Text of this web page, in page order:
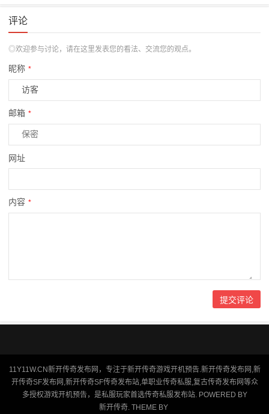
评论
◎欢迎参与讨论，请在这里发表您的看法、交流您的观点。
昵称 *
邮箱 *
网址
内容 *
11Y11W.CN新开传奇发布网，专注于新开传奇游戏开机预告.新开传奇发布网,新
开传奇SF发布网,新开传奇SF传奇发布站,单职业传奇私服,复古传奇发布网等众
多授权游戏开机预告，是私服玩家首选传奇私服发布站. POWERED BY
新开传奇. THEME BY